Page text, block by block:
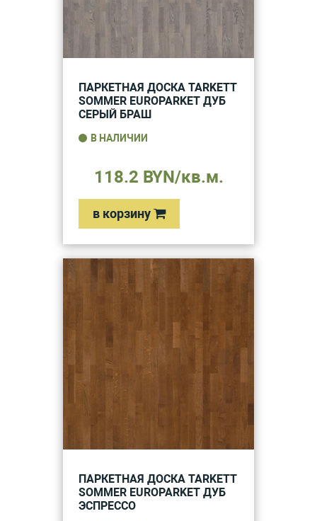
ПАРКЕТНАЯ ДОСКА TARKETT
SOMMER EUROPARKET ДУБ
СЕРЫЙ БРАШ
В НАЛИЧИИ
118.2 BYN/кв.м.
в корзину
ПАРКЕТНАЯ ДОСКА TARKETT
SOMMER EUROPARKET ДУБ
ЭСПРЕССО